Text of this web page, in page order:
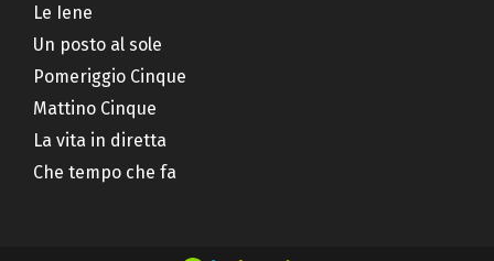
Le Iene
Un posto al sole
Pomeriggio Cinque
Mattino Cinque
La vita in diretta
Che tempo che fa